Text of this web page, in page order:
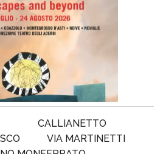
CALLIANETTO
VIA MARTINETTI